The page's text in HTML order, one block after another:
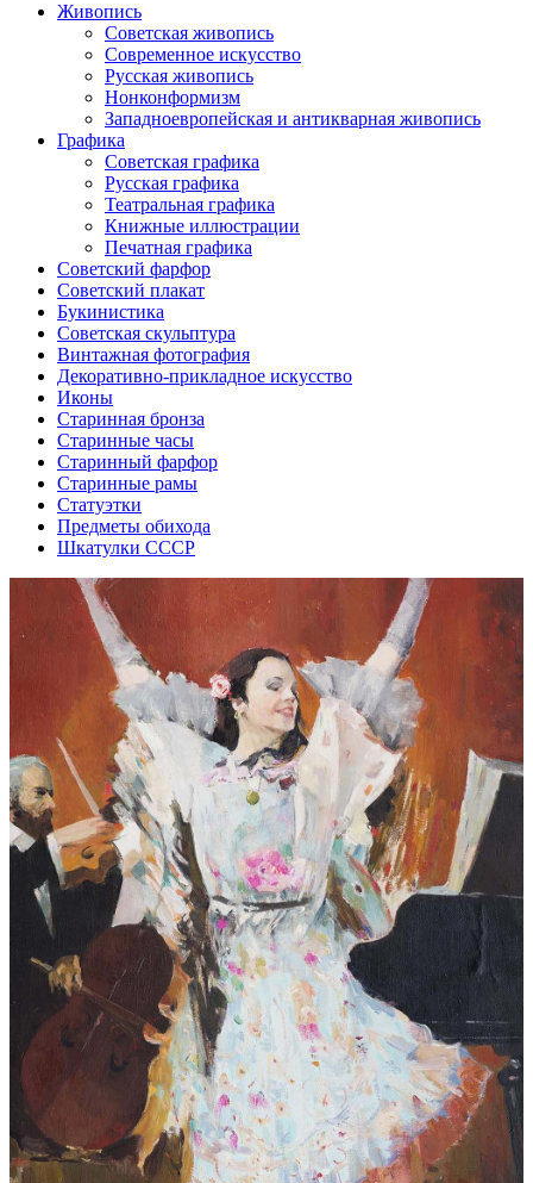
Живопись
Советская живопись
Современное искусство
Русская живопись
Нонконформизм
Западноевропейская и антикварная живопись
Графика
Советская графика
Русская графика
Театральная графика
Книжные иллюстрации
Печатная графика
Советский фарфор
Советский плакат
Букинистика
Советская скульптура
Винтажная фотография
Декоративно-прикладное искусство
Иконы
Старинная бронза
Старинные часы
Старинный фарфор
Старинные рамы
Статуэтки
Предметы обихода
Шкатулки СССР